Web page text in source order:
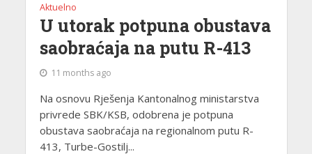
Aktuelno
U utorak potpuna obustava
saobraćaja na putu R-413
11 months ago
Na osnovu Rješenja Kantonalnog ministarstva
privrede SBK/KSB, odobrena je potpuna
obustava saobraćaja na regionalnom putu R-
413, Turbe-Gostilj...